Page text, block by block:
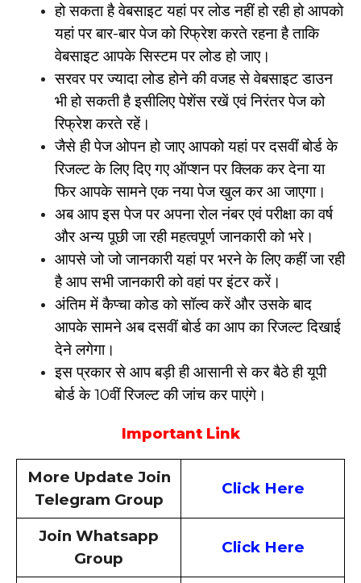
हो सकता है वेबसाइट यहां पर लोड नहीं हो रही हो आपको
यहां पर बार-बार पेज को रिफ्रेश करते रहना है ताकि
वेबसाइट आपके सिस्टम पर लोड हो जाए।
सरवर पर ज्यादा लोड होने की वजह से वेबसाइट डाउन
भी हो सकती है इसीलिए पेशेंस रखें एवं निरंतर पेज को
रिफ्रेश करते रहें।
जैसे ही पेज ओपन हो जाए आपको यहां पर दसवीं बोर्ड के
रिजल्ट के लिए दिए गए ऑप्शन पर क्लिक कर देना या
फिर आपके सामने एक नया पेज खुल कर आ जाएगा।
अब आप इस पेज पर अपना रोल नंबर एवं परीक्षा का वर्ष
और अन्य पूछी जा रही महत्वपूर्ण जानकारी को भरे।
आपसे जो जो जानकारी यहां पर भरने के लिए कहीं जा रही
है आप सभी जानकारी को वहां पर इंटर करें।
अंतिम में कैप्चा कोड को सॉल्व करें और उसके बाद
आपके सामने अब दसवीं बोर्ड का आप का रिजल्ट दिखाई
देने लगेगा।
इस प्रकार से आप बड़ी ही आसानी से कर बैठे ही यूपी
बोर्ड के 10वीं रिजल्ट की जांच कर पाएंगे।
Important Link
More Update Join
Telegram Group
Click Here
Join Whatsapp
Group
Click Here